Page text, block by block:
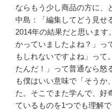
ならもう少し商品の方に、
中島：「編集してどう見せ
2014年の結果だと思いま
かっていましたよね？」っ
もしれないですよね」って
たんだ！」って普通なら怒
も僕はいい意味で「そうか
た。そこでまた学んで、好
ているものを1つでも理解